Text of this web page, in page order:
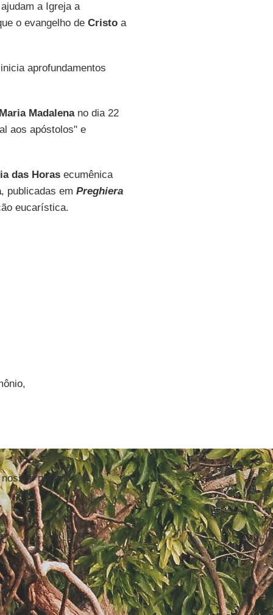
a Igreja a
o evangelho de Cristoa
aprofundamentos
Madalenano dia 22
aos apóstolos" e
das Horasecumênica
, publicadas em Preghiera
eucarística.
nossos pecados.℟.